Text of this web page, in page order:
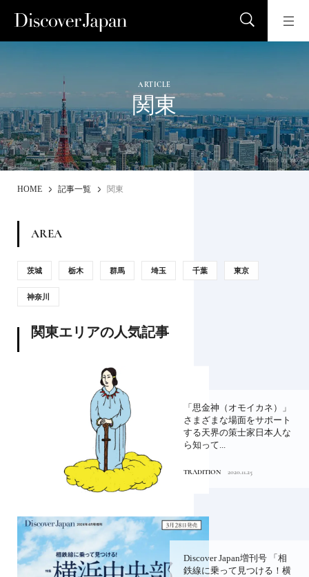
ARTICLE
関東
Photo by naka
HOME 記事一覧 関東
AREA
茨城 栃木 群馬 埼玉 千葉 東京
神奈川
関東エリアの人気記事
「思金神（オモイカネ）」
さまざまな場面をサポート
する天界の策士家日本人な
ら知って...
TRADITION 2020.11.25
Discover Japan増刊号 「相
鉄線に乗って見つける！横